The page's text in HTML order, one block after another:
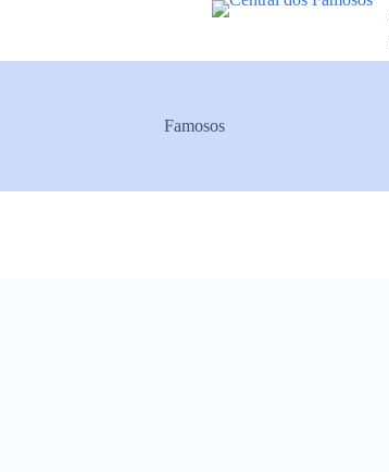
Famosos